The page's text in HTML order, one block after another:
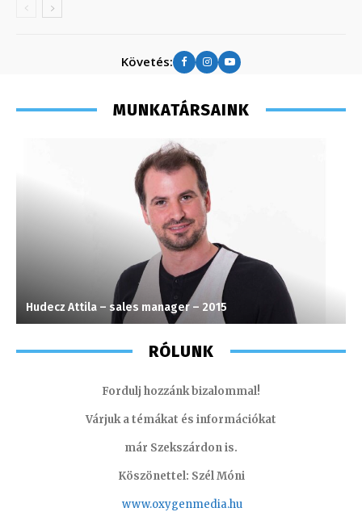
Követés:
MUNKATÁRSAINK
Hudecz Attila – sales manager – 2015
RÓLUNK
Fordulj hozzánk bizalommal!
Várjuk a témákat és információkat
már Szekszárdon is.
Köszönettel: Szél Móni
www.oxygenmedia.hu